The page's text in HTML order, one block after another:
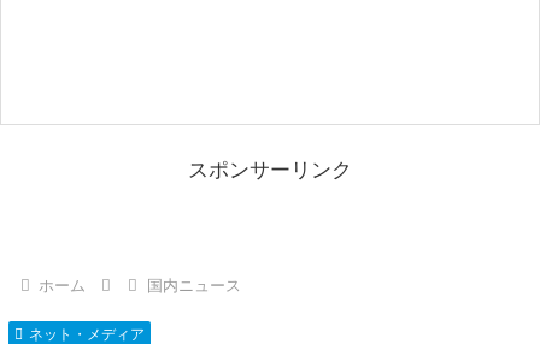
スポンサーリンク
ホーム 国内ニュース
ネット・メディア